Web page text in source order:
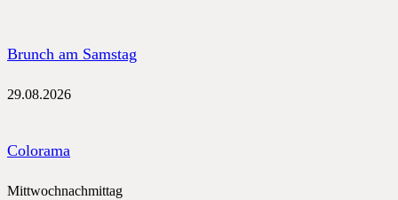
Brunch am Samstag
29.08.2026
Colorama
Mittwochnachmittag